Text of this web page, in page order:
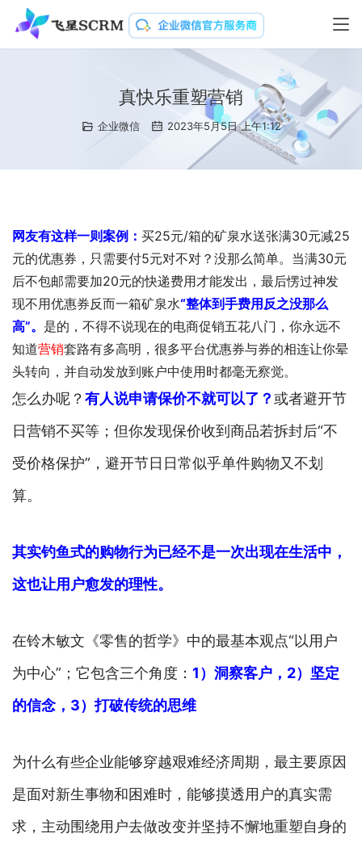
真快乐重塑营销
企业微信 2023年5月5日 上午1:12
网友有这样一则案例： 买25元/箱的矿泉水送张满30元减25
元的优惠券，只需要付5元对不对？没那么简单。当满30元
后不包邮需要加20元的快递费用才能发出，最后愣过神发
现不用优惠券反而一箱矿泉水“整体到手费用反之没那么
高”。 是的，不得不说现在的电商促销五花八门，你永远不
知道营销套路有多高明，很多平台优惠券与券的相连让你晕
头转向，并自动发放到账户中使用时都毫无察觉。
怎么办呢？ 有人说申请保价不就可以了？或者避开节
日营销不买等；但你发现保价收到商品若拆封后“不
受价格保护”，避开节日日常似乎单件购物又不划
算。
其实钓鱼式的购物行为已经不是一次出现在生活中，
这也让用户愈发的理性。
在铃木敏文《零售的哲学》中的最基本观点“以用户
为中心”；它包含三个角度： 1）洞察客户，2）坚定
的信念，3）打破传统的思维
为什么有些企业能够穿越艰难经济周期，最主要原因
是面对新生事物和困难时，能够摸透用户的真实需
求，主动围绕用户去做改变并坚持不懈地重塑自身的